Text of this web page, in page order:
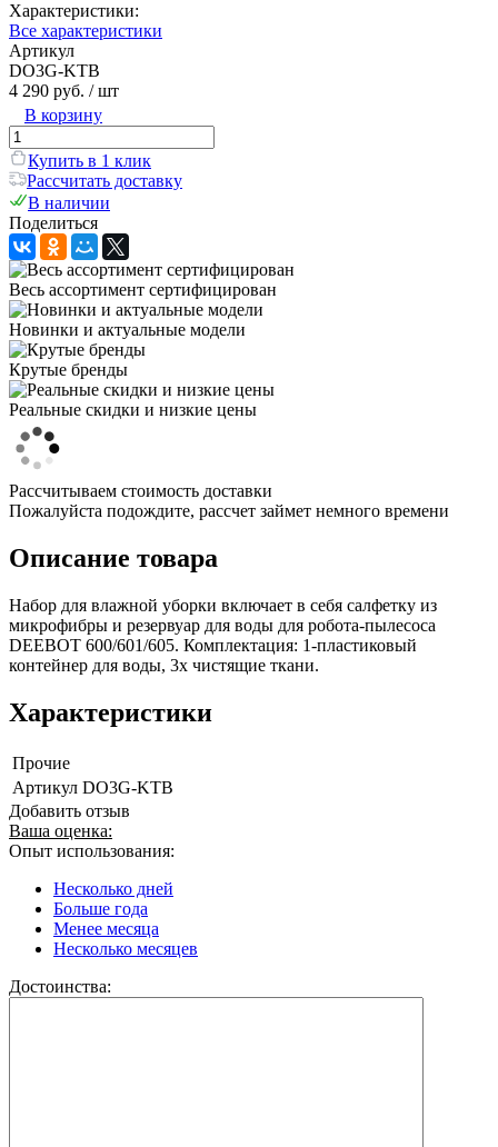
Характеристики:
Все характеристики
Артикул
DO3G-KTB
4 290 руб. / шт
В корзину
Купить в 1 клик
Рассчитать доставку
В наличии
Поделиться
Весь ассортимент сертифицирован
Новинки и актуальные модели
Крутые бренды
Реальные скидки и низкие цены
Рассчитываем стоимость доставки
Пожалуйста подождите, рассчет займет немного времени
Описание товара
Набор для влажной уборки включает в себя салфетку из
микрофибры и резервуар для воды для робота-пылесоса
DEEBOT 600/601/605. Комплектация: 1-пластиковый
контейнер для воды, 3х чистящие ткани.
Характеристики
Прочие
Артикул DO3G-KTB
Добавить отзыв
Ваша оценка:
Опыт использования:
Несколько дней
Больше года
Менее месяца
Несколько месяцев
Достоинства: